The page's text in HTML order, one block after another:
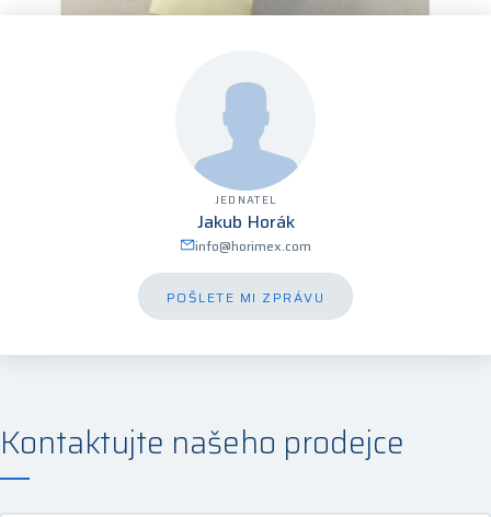
JEDNATEL
Jakub Horák
info@horimex.com
POŠLETE MI ZPRÁVU
Kontaktujte našeho prodejce